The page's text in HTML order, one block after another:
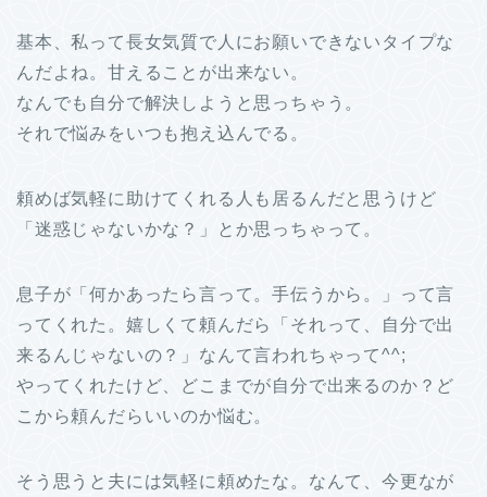
基本、私って長女気質で人にお願いできないタイプな
んだよね。甘えることが出来ない。
なんでも自分で解決しようと思っちゃう。
それで悩みをいつも抱え込んでる。
頼めば気軽に助けてくれる人も居るんだと思うけど
「迷惑じゃないかな？」とか思っちゃって。
息子が「何かあったら言って。手伝うから。」って言
ってくれた。嬉しくて頼んだら「それって、自分で出
来るんじゃないの？」なんて言われちゃって^^;
やってくれたけど、どこまでが自分で出来るのか？ど
こから頼んだらいいのか悩む。
そう思うと夫には気軽に頼めたな。なんて、今更なが